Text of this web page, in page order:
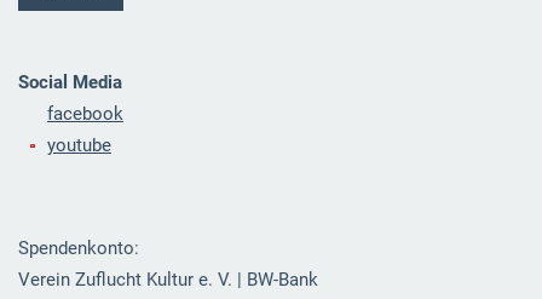
Social Media
facebook
youtube
Spendenkonto:
Verein Zuflucht Kultur e. V. | BW-Bank